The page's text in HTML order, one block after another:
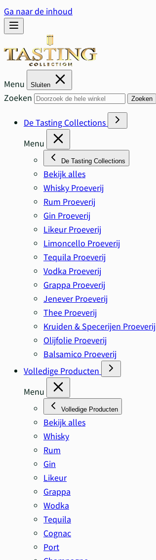
Ga naar de inhoud
Menu Sluiten
Zoeken Zoeken
De Tasting Collections
Menu
De Tasting Collections
Bekijk alles
Whisky Proeverij
Rum Proeverij
Gin Proeverij
Likeur Proeverij
Limoncello Proeverij
Tequila Proeverij
Vodka Proeverij
Grappa Proeverij
Jenever Proeverij
Thee Proeverij
Kruiden & Specerijen Proeverij
Olijfolie Proeverij
Balsamico Proeverij
Volledige Producten
Menu
Volledige Producten
Bekijk alles
Whisky
Rum
Gin
Likeur
Grappa
Wodka
Tequila
Cognac
Port